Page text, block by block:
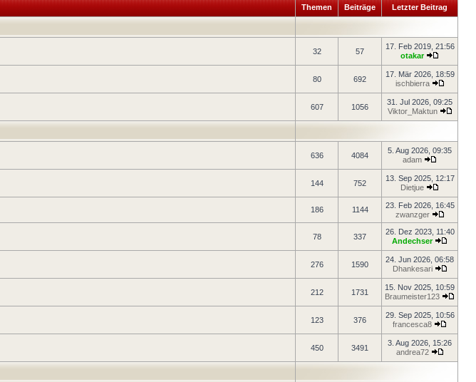
Themen Beiträge Letzter Beitrag
32 57
17. Feb 2019, 21:56
otakar
80 692
17. Mär 2026, 18:59
ischbierra
607 1056
31. Jul 2026, 09:25
Viktor_Maktun
636 4084
5. Aug 2026, 09:35
adam
144 752
13. Sep 2025, 12:17
Dietjue
186 1144
23. Feb 2026, 16:45
zwanzger
78 337
26. Dez 2023, 11:40
Andechser
276 1590
24. Jun 2026, 06:58
Dhankesari
212 1731
15. Nov 2025, 10:59
Braumeister123
123 376
29. Sep 2025, 10:56
francesca8
450 3491
3. Aug 2026, 15:26
andrea72